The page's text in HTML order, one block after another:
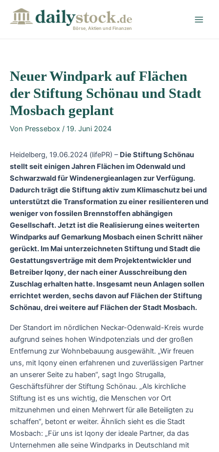
Börse, Aktien und Finanzen
Neuer Windpark auf Flächen
der Stiftung Schönau und Stadt
Mosbach geplant
Von Pressebox / 19. Juni 2024
Heidelberg, 19.06.2024 (lifePR) – Die Stiftung Schönau
stellt seit einigen Jahren Flächen im Odenwald und
Schwarzwald für Windenergieanlagen zur Verfügung.
Dadurch trägt die Stiftung aktiv zum Klimaschutz bei und
unterstützt die Transformation zu einer resilienteren und
weniger von fossilen Brennstoffen abhängigen
Gesellschaft. Jetzt ist die Realisierung eines weiterten
Windparks auf Gemarkung Mosbach einen Schritt näher
gerückt. Im Mai unterzeichneten Stiftung und Stadt die
Gestattungsverträge mit dem Projektentwickler und
Betreiber Iqony, der nach einer Ausschreibung den
Zuschlag erhalten hatte. Insgesamt neun Anlagen sollen
errichtet werden, sechs davon auf Flächen der Stiftung
Schönau, drei weitere auf Flächen der Stadt Mosbach.
Der Standort im nördlichen Neckar-Odenwald-Kreis wurde
aufgrund seines hohen Windpotenzials und der großen
Entfernung zur Wohnbebauung ausgewählt. „Wir freuen
uns, mit Iqony einen erfahrenen und zuverlässigen Partner
an unserer Seite zu haben“, sagt Ingo Strugalla,
Geschäftsführer der Stiftung Schönau. „Als kirchliche
Stiftung ist es uns wichtig, die Menschen vor Ort
mitzunehmen und einen Mehrwert für alle Beteiligten zu
schaffen“, betont er weiter. Ähnlich sieht es die Stadt
Mosbach: „Für uns ist Iqony der ideale Partner, da das
Unternehmen alle seine Windparks in Deutschland mit